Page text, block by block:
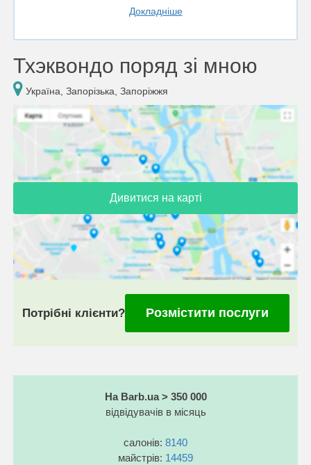
Докладніше
Тхэквондо поряд зі мною
Україна, Запорізька, Запоріжжя
Дивитися на карті
Потрібні клієнти? Розмістити послуги
На Barb.ua > 350 000
відвідувачів в місяць
салонів: 8140
майстрів: 14459